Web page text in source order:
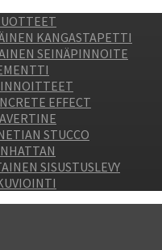
KANGASTAPETTI
SEINÄPINNOITE
EFFECT
STUCCO
SISUSTUSLEVY